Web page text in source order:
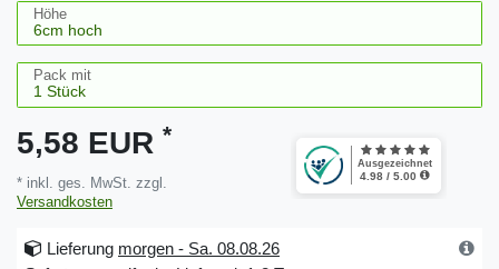
Höhe
Pack mit
5,58 EUR *
* inkl. ges. MwSt. zzgl.
Versandkosten
Lieferung morgen - Sa. 08.08.26